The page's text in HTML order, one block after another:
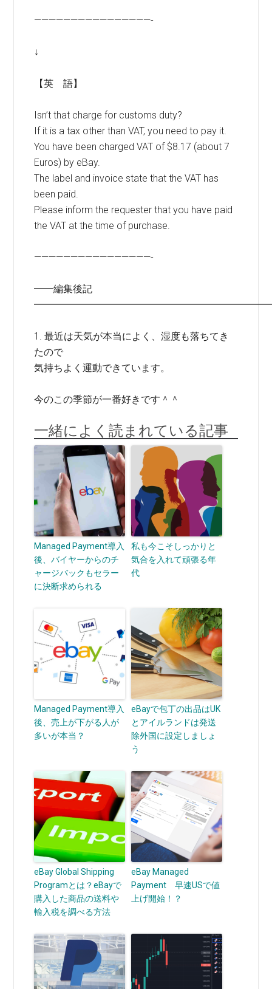
————————————————-
↓
【英 語】
Isn’t that charge for customs duty?
If it is a tax other than VAT, you need to pay it.
You have been charged VAT of $8.17 (about 7
Euros) by eBay.
The label and invoice state that the VAT has
been paid.
Please inform the requester that you have paid
the VAT at the time of purchase.
————————————————-
━━編集後記
1. 最近は天気が本当によく、湿度も落ちてき
たので
気持ちよく運動できています。
今のこの季節が一番好きです＾＾
一緒によく読まれている記事
Managed Payment導入
後、バイヤーからのチ
ャージバックもセラー
に決断求められる
私も今こそしっかりと
気合を入れて頑張る年
代
Managed Payment導入
後、売上が下がる人が
多いが本当？
eBayで包丁の出品はUK
とアイルランドは発送
除外国に設定しましょ
う
eBay Global Shipping
Programとは？eBayで
購入した商品の送料や
輸入税を調べる方法
eBay Managed
Payment 早速USで値
上げ開始！？